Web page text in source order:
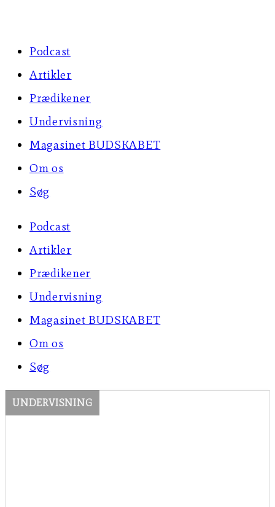
Podcast
Artikler
Prædikener
Undervisning
Magasinet BUDSKABET
Om os
Søg
Podcast
Artikler
Prædikener
Undervisning
Magasinet BUDSKABET
Om os
Søg
UNDERVISNING